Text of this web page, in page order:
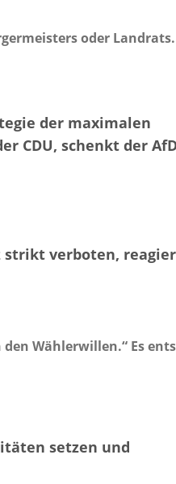
oder Landrats.
der maximalen
CDU, schenkt der
strikt verboten,
Wählerwillen.“ Es
setzen und